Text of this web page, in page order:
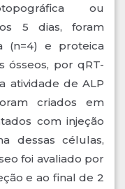
ou
5 dias, foram
(n=4) e proteica
ósseos, por qRT-
atividade de ALP
criados em
com injeção
dessas células,
foi avaliado por
e ao final de 2